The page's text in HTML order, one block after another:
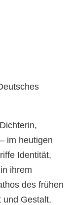
im heutigen
Identität,
ihrem
des frühen
und Gestalt,